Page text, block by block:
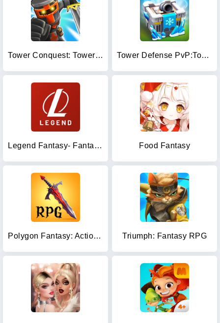
Tower Conquest: Tower Defense Tower Defense PvP:Tower Royale
Legend Fantasy- Fantasy sports Food Fantasy
Polygon Fantasy: Action RPG Triumph: Fantasy RPG